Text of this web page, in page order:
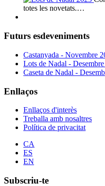
totes les novetats.…
Futurs esdeveniments
Castanyada - Novembre
Lots de Nadal -
Caseta de Nadal -
Enllaços
Enllaços d'interès
Treballa amb nosaltres
Política de privacitat
CA
ES
EN
Subscriu-te